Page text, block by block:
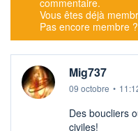
commentaire.
Vous êtes déjà
Pas encore membre ?
Mig737
09 octobre •
Des boucliers
civiles!